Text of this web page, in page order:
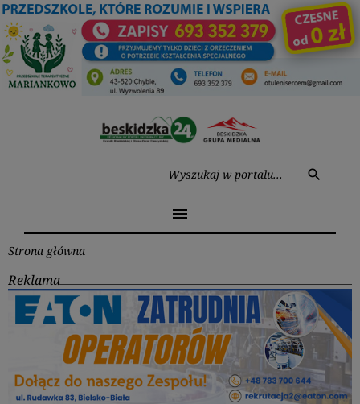
Przejdź
do
treści
search
menu
Strona główna
Reklama